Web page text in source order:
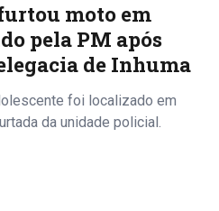
moto em
pela PM após
de Inhuma
foi localizado em
da unidade policial.